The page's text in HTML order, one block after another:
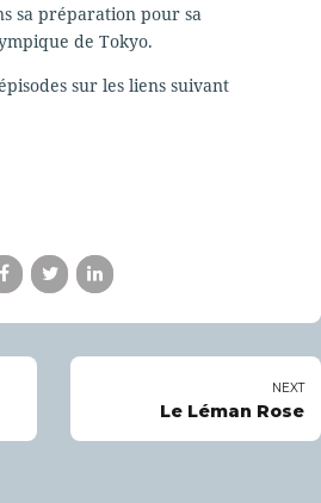
sa préparation pour sa
de Tokyo.
sur les liens suivant
NEXT
Le Léman Rose